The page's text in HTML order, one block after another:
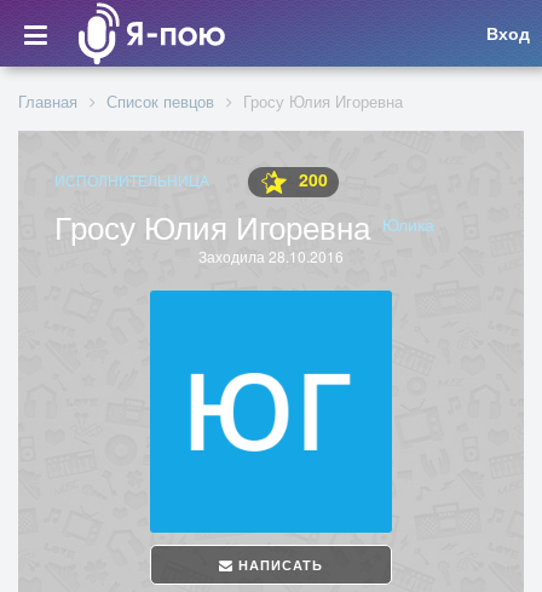
Вход
Главная Список певцов Гросу Юлия Игоревна
ИСПОЛНИТЕЛЬНИЦА 200
Гросу Юлия Игоревна Юлика
Заходила 28.10.2016
НАПИСАТЬ